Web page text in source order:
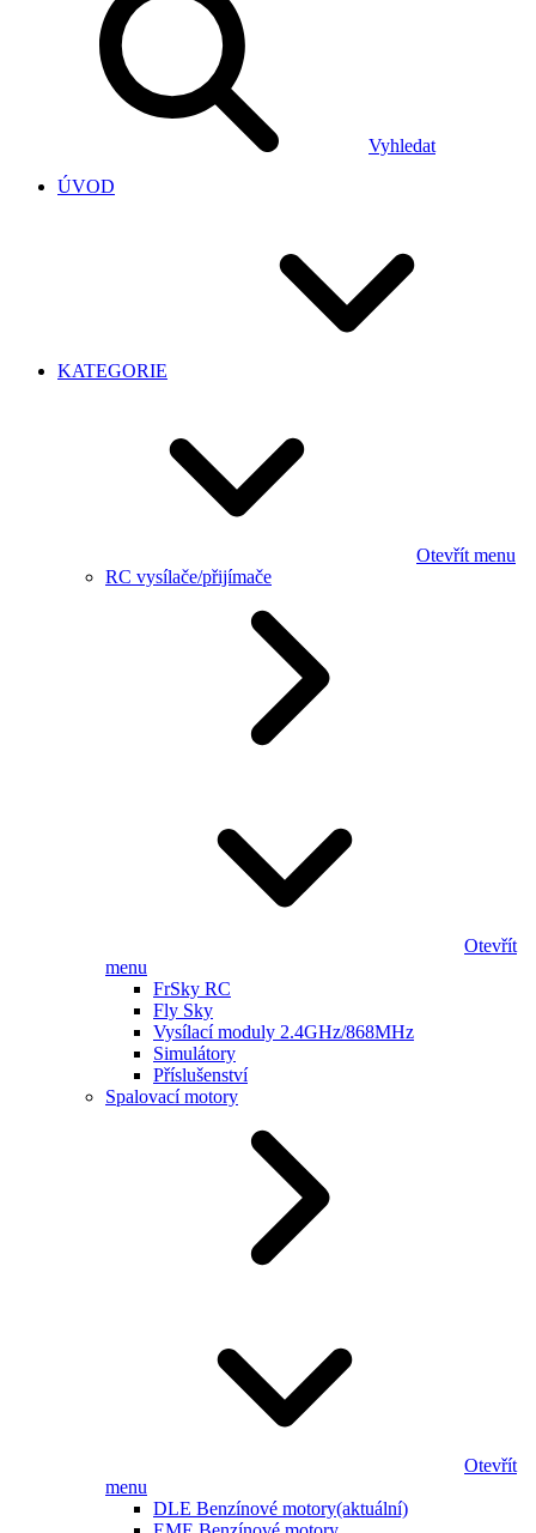
Vyhledat
ÚVOD
KATEGORIE
Otevřít menu
RC vysílače/přijímače
Otevřít
menu
FrSky RC
Fly Sky
Vysílací moduly 2.4GHz/868MHz
Simulátory
Příslušenství
Spalovací motory
Otevřít
menu
DLE Benzínové motory(aktuální)